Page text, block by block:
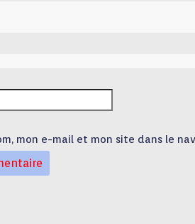
mon e-mail et mon site dans le